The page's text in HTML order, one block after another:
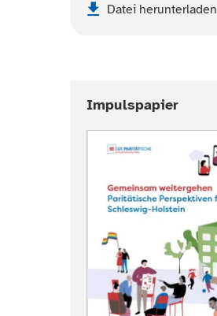
Datei herunterladen
Impulspapier